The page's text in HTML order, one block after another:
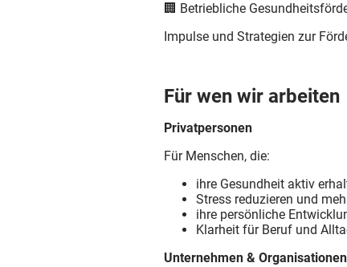
🏢 Betriebliche
Impulse und Strategien zur
Für wen wir arbeiten
Privatpersonen
Für Menschen, die:
ihre Gesundheit aktiv
Stress reduzieren und
ihre persönliche
Klarheit für Beruf und
Unternehmen & Organisationen